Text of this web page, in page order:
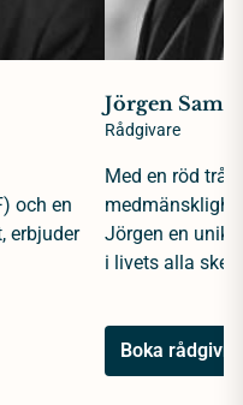
och en
erbjuder
Jörgen
Rådgivare
Med en röd
Jörgen en unik
i livets alla
Boka